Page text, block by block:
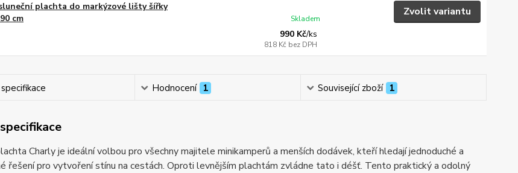
plachta do markýzové lišty šířky
cm
990 Kč/ks
818 Kč bez DPH
Skladem
Zvolit variantu
Hodnocení 1 Související zboží 1
Charly je ideální volbou pro všechny majitele minikamperů a menších dodávek, kteří hledají jednoduché a
řešení pro vytvoření stínu na cestách. Oproti levnějším plachtám zvládne tato i déšť. Tento praktický a odolný